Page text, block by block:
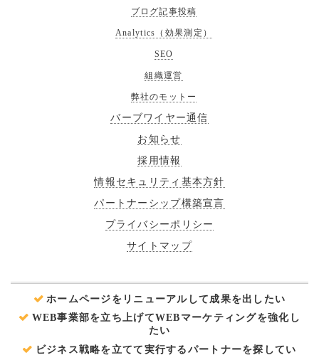
ブログ記事投稿
Analytics（効果測定）
SEO
組織運営
弊社のモットー
バーブワイヤー通信
お知らせ
採用情報
情報セキュリティ基本方針
パートナーシップ構築宣言
プライバシーポリシー
サイトマップ
ホームページをリニューアルして成果を出したい
WEB事業部を立ち上げてWEBマーケティングを強化し
たい
ビジネス戦略を立てて実行するパートナーを探してい